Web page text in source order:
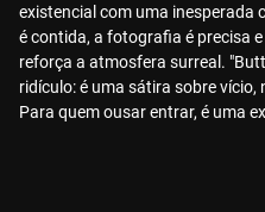
existencial com uma inesperada
é contida, a fotografia é precisa
reforça a atmosfera surreal.
ridículo: é uma sátira sobre
Para quem ousar entrar, é uma